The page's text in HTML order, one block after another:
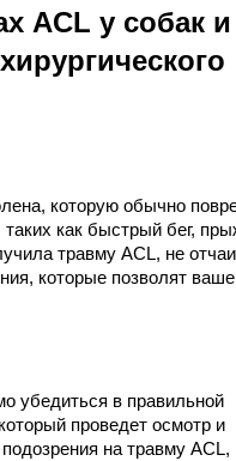
ACL у собак и
которую обычно
как быстрый бег,
травму ACL, не
которые позволят
убедиться в правильной
проведет осмотр и
на травму ACL,